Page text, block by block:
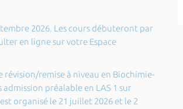
2026. Les cours débuteront par
en ligne sur votre Espace
remise à niveau en Biochimie-
préalable en LAS 1 sur
organisé le 21 juillet 2026 et le 2